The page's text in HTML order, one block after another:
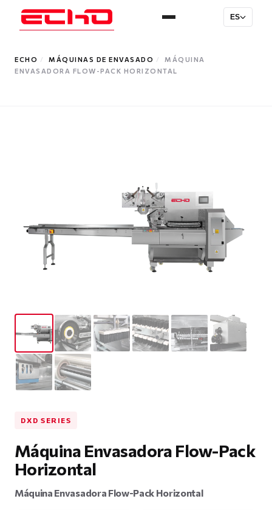
ES
ECHO / MÁQUINAS DE ENVASADO /
MÁQUINA
ENVASADORA FLOW-PACK HORIZONTAL
DXD SERIES
Máquina Envasadora Flow-Pack
Horizontal
Máquina Envasadora Flow-Pack Horizontal